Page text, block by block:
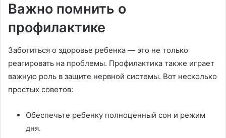
Важно помнить о
профилактике
Заботиться о здоровье ребенка — это не только
реагировать на проблемы. Профилактика также играет
важную роль в защите нервной системы. Вот несколько
простых советов:
Обеспечьте ребенку полноценный сон и режим
дня.